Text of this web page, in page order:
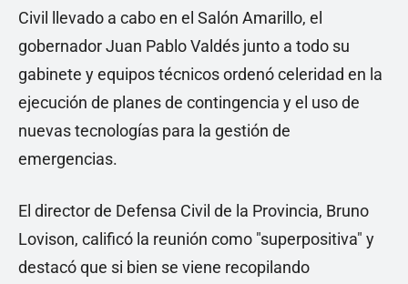
Civil llevado a cabo en el Salón Amarillo, el
gobernador Juan Pablo Valdés junto a todo su
gabinete y equipos técnicos ordenó celeridad en la
ejecución de planes de contingencia y el uso de
nuevas tecnologías para la gestión de
emergencias.
El director de Defensa Civil de la Provincia, Bruno
Lovison, calificó la reunión como "superpositiva" y
destacó que si bien se viene recopilando